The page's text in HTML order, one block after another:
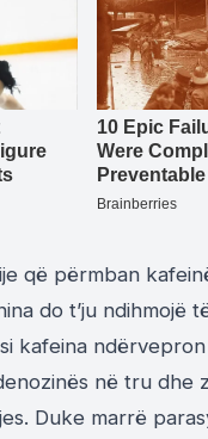
që përmban
do t’ju ndihmojë
kafeina
në tru dhe
Duke marrë